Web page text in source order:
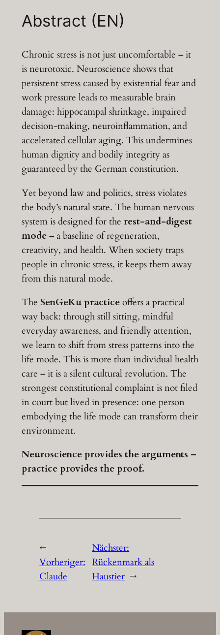
Abstract (EN)
Chronic stress is not just uncomfortable – it
is neurotoxic. Neuroscience shows that
persistent stress caused by existential fear and
work pressure leads to measurable brain
damage: hippocampal shrinkage, impaired
decision-making, neuroinflammation, and
accelerated cellular aging. This undermines
human dignity and bodily integrity as
guaranteed by the German constitution.
Yet beyond law and politics, stress violates
the body’s natural state. The human nervous
system is designed for the rest-and-digest
mode– a baseline of regeneration,
creativity, and health. When society traps
people in chronic stress, it keeps them away
from this natural mode.
The SenGeKu practiceoffers a practical
way back: through still sitting, mindful
everyday awareness, and friendly attention,
we learn to shift from stress patterns into the
life mode. This is more than individual health
care – it is a silent cultural revolution. The
strongest constitutional complaint is not filed
in court but lived in presence: one person
embodying the life mode can transform their
environment.
Neuroscience provides the arguments –
practice provides the proof.
←
Vorheriger:
Claude
Nächster:
Rückenmark als
Haustier →